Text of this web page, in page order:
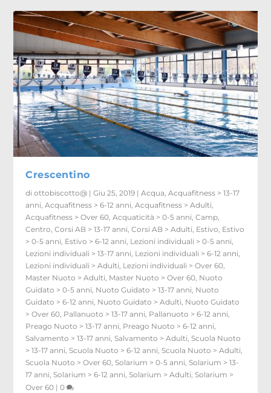
Crescentino
diottobiscotto@ |Giu 25, 2019 |Acqua,Acquafitness > 13-17
anni,Acquafitness > 6-12 anni,Acquafitness > Adulti,
Acquafitness > Over 60,Acquaticità > 0-5 anni,Camp,
Centro,Corsi AB > 13-17 anni,Corsi AB > Adulti, Estivo, Estivo
> 0-5 anni, Estivo > 6-12 anni, Lezioni individuali > 0-5 anni,
Lezioni individuali > 13-17 anni, Lezioni individuali > 6-12 anni,
Lezioni individuali > Adulti, Lezioni individuali > Over 60,
Master Nuoto > Adulti, Master Nuoto > Over 60, Nuoto
Guidato > 0-5 anni, Nuoto Guidato > 13-17 anni, Nuoto
Guidato > 6-12 anni, Nuoto Guidato > Adulti, Nuoto Guidato
> Over 60, Pallanuoto > 13-17 anni, Pallanuoto > 6-12 anni,
Preago Nuoto > 13-17 anni, Preago Nuoto > 6-12 anni,
Salvamento > 13-17 anni,Salvamento > Adulti,Scuola Nuoto
> 13-17 anni,Scuola Nuoto > 6-12 anni,Scuola Nuoto > Adulti,
Scuola Nuoto > Over 60,Solarium > 0-5 anni,Solarium > 13-
17 anni,Solarium > 6-12 anni,Solarium > Adulti,Solarium >
Over 60 |0